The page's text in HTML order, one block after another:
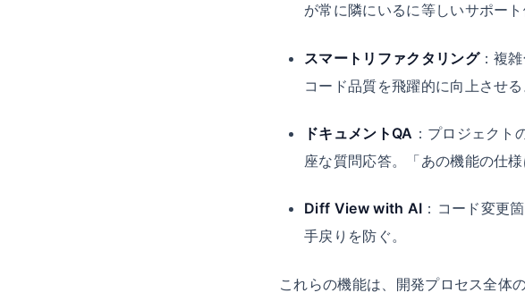
が常に隣にいるに等しいサポート
スマートリファクタリング：複
コード品質を飛躍的に向上させる
ドキュメントQA ：プロジェクト
座な質問応答。「あの機能の仕
Diff View with AI ：コード変更
手戻りを防ぐ。
これらの機能は、開発プロセス全体